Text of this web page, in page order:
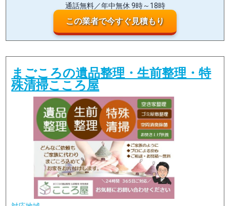
通話無料／年中無休 9時～18時
この業者で今すぐ見積もり
まごころの遺品整理・生前整理・特
殊清掃こころ屋